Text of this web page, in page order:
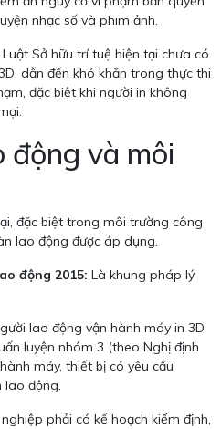
nhạc số và phim ảnh.
Luật Sở hữu trí tuệ hiện tại chưa có
dẫn đến khó khăn trong thực thi
đặc biệt khi người in không
động và môi
đặc biệt trong môi trường công
lao động được áp dụng.
động 2015: Là khung pháp lý
lao động vận hành máy in 3D
luyện nhóm 3 (theo Nghị định
máy, thiết bị có yêu cầu
lao động.
phải có kế hoạch kiểm định,